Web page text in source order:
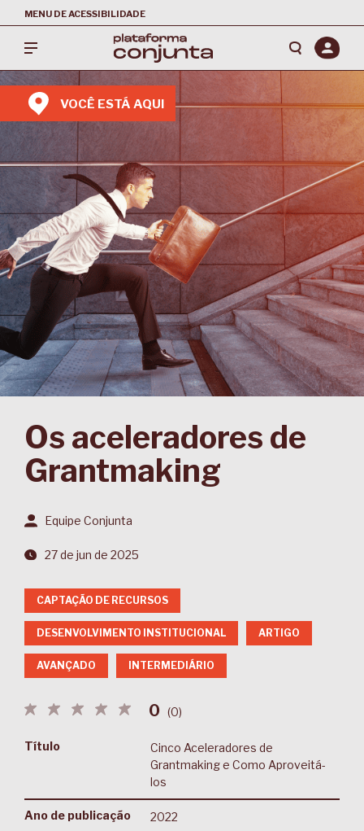
MENU DE ACESSIBILIDADE
VOCÊ ESTÁ AQUI
Os aceleradores de
Grantmaking
Equipe Conjunta
27 de jun de 2025
CAPTAÇÃO DE RECURSOS
DESENVOLVIMENTO INSTITUCIONAL ARTIGO
AVANÇADO INTERMEDIÁRIO
0 (0)
Título
Cinco Aceleradores de
Grantmaking e Como Aproveitá-
los
Ano de publicação 2022